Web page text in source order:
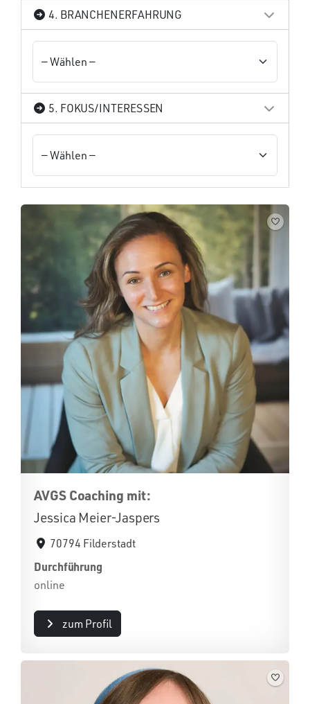
4. BRANCHENERFAHRUNG
5. FOKUS/INTERESSEN
AVGS Coaching mit:
Jessica Meier-Jaspers
70794 Filderstadt
Durchführung
online
zum Profil